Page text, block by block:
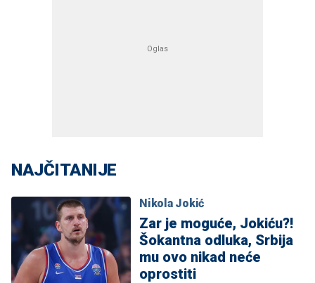
NAJČITANIJE
Nikola Jokić
Zar je moguće, Jokiću?!
Šokantna odluka, Srbija
mu ovo nikad neće
oprostiti